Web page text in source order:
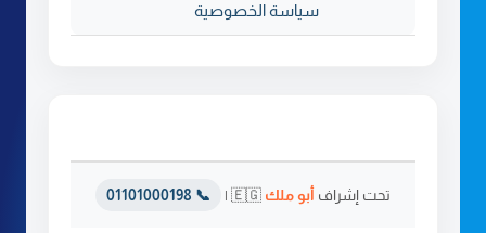
سياسة الخصوصية
تحت إشراف أبو ملك 📞 01101000198